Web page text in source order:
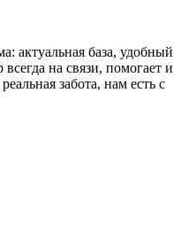
актуальная база, удобный
на связи, помогает и
забота, нам есть с